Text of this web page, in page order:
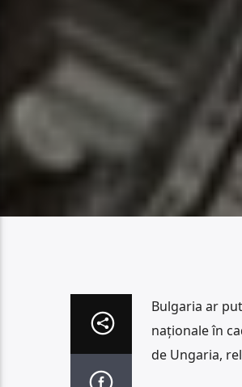
Bulgaria ar
naționale în
de Ungaria,